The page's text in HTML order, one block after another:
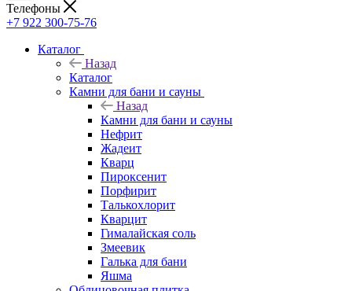
Телефоны
+7 922 300-75-76
Каталог
Назад
Каталог
Камни для бани и сауны
Назад
Камни для бани и сауны
Нефрит
Жадеит
Кварц
Пироксенит
Порфирит
Талькохлорит
Кварцит
Гималайская соль
Змеевик
Галька для бани
Яшма